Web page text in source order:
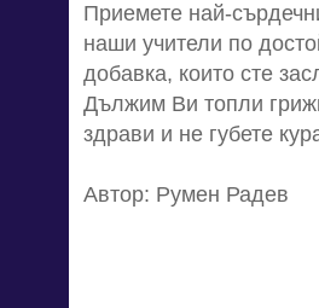
Приемете най-
наши учители по
добавка, които сте
Дължим Ви топли
здрави и не губете
Автор: Румен Радев